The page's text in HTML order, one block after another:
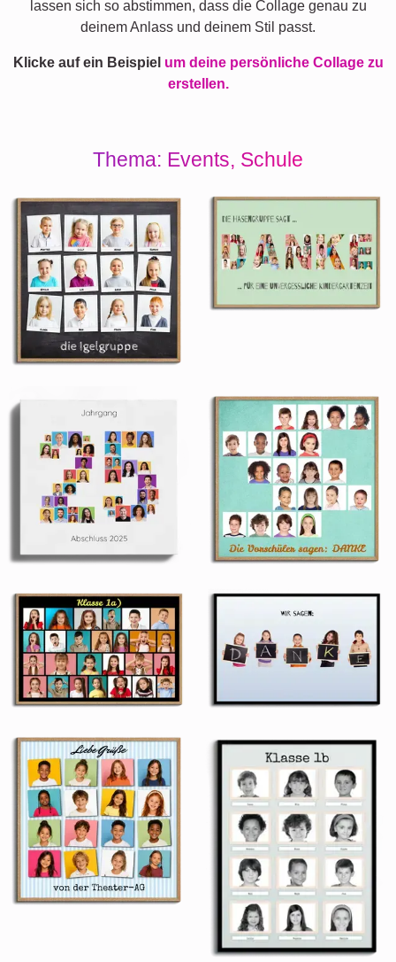
lassen sich so abstimmen, dass die Collage genau zu
deinem Anlass und deinem Stil passt.
Klicke auf ein Beispiel um deine persönliche Collage zu
erstellen.
Thema: Events, Schule